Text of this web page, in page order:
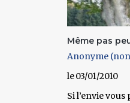
Même pas
Anonyme
03/01/2010
Si l’envie